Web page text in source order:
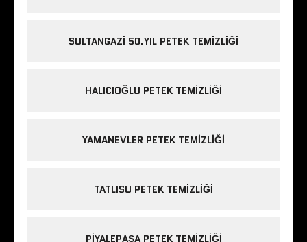
SULTANGAZI 50.YIL PETEK TEMIZLIĞI
HALICIOĞLU PETEK TEMIZLIĞI
YAMANEVLER PETEK TEMIZLIĞI
TATLISU PETEK TEMIZLIĞI
PIYALEPAŞA PETEK TEMIZLIĞI